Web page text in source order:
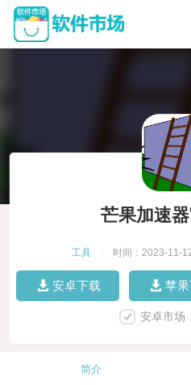
芒果加速
工具 时间：2023-11-
安卓下载 苹
安卓市场
简介